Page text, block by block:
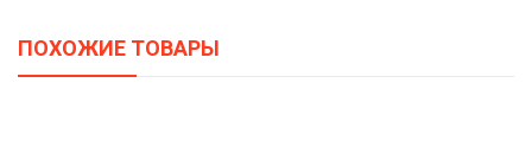
ПОХОЖИЕ ТОВАРЫ